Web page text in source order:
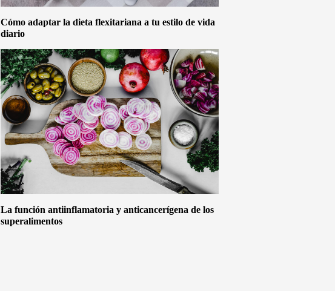
Cómo adaptar la dieta flexitariana a tu estilo de vida
diario
La función antiinflamatoria y anticancerígena de los
superalimentos